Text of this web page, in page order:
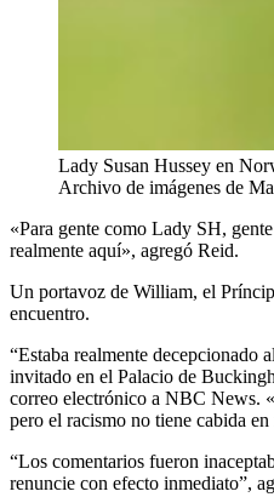
Lady Susan Hussey en
Archivo de imágenes de
«Para gente como Lady SH,
realmente aquí», agregó Reid.
Un portavoz de William, el
encuentro.
“Estaba realmente decepcionado
invitado en el Palacio de
correo electrónico a NBC News.
pero el racismo no tiene cabida en
“Los comentarios fueron
renuncie con efecto inmediato”,